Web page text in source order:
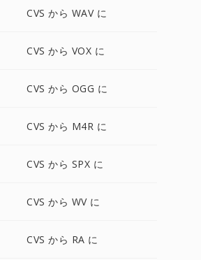
CVS から WAV に
CVS から VOX に
CVS から OGG に
CVS から M4R に
CVS から SPX に
CVS から WV に
CVS から RA に